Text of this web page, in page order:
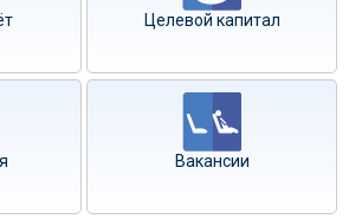
Целевой капитал
Вакансии